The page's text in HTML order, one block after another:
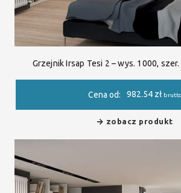
Grzejnik Irsap Tesi 2 – wys. 1000,
Cena od: 982.54 zł brutto
zobacz produkt